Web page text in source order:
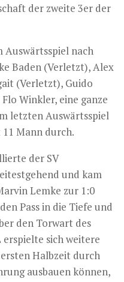
der zweite 3er der
Auswärtsspiel nach
Baden (Verletzt), Alex
(Verletzt), Guido
Winkler, eine ganze
letzten Auswärtsspiel
11 Mann durch.
der SV
und kam
Lemke zur 1:0
Pass in die Tiefe und
den Torwart des
erspielte sich weitere
Halbzeit durch
ausbauen können,